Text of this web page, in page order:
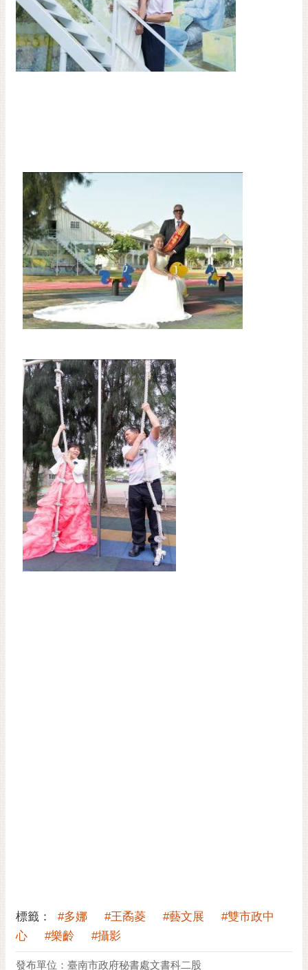
標籤： #多娜 #王矞菱 #藝文展
#雙市政中
心
#樂齡 #攝影
發布單位：臺南市政府秘書處文書科二股